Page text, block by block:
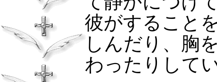
彼がすること
しんだり、胸
わったりして